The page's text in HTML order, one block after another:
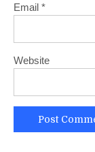
Email *
Website